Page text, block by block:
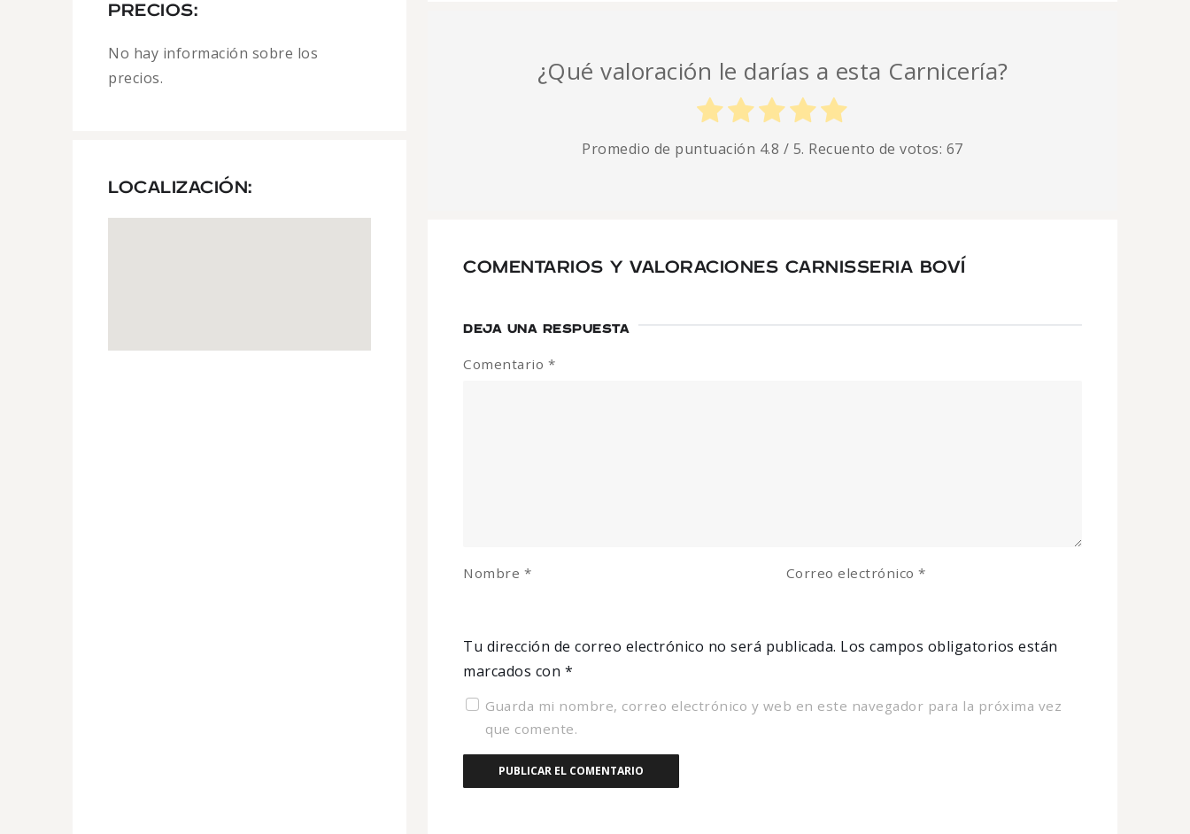
PRECIOS:
No hay información sobre los
precios.
LOCALIZACIÓN:
¿Qué valoración le darías a esta Carnicería?
Promedio de puntuación 4.8 / 5. Recuento de votos: 67
COMENTARIOS Y VALORACIONES CARNISSERIA BOVÍ
DEJA UNA RESPUESTA
Tu dirección de correo electrónico no será publicada. Los campos obligatorios están
marcados con *
Comentario *
Nombre * Correo electrónico*
Guarda mi nombre, correo electrónico y web en este navegador para la próxima vez
que comente.